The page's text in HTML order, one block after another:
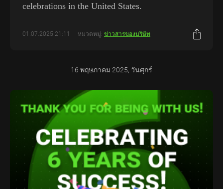
celebrations in the United States.
01.07.2025 21:11 หมวดหมู่: ข่าวสารของบริษัท
16 พฤษภาคม 2025, วันศุกร์